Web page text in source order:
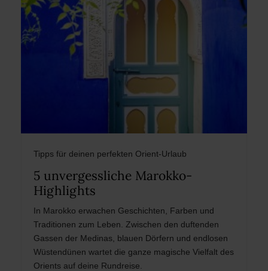
Tipps für deinen perfekten Orient-Urlaub
5 unvergessliche Marokko-
Highlights
In Marokko erwachen Geschichten, Farben und
Traditionen zum Leben. Zwischen den duftenden
Gassen der Medinas, blauen Dörfern und endlosen
Wüstendünen wartet die ganze magische Vielfalt des
Orients auf deine Rundreise.